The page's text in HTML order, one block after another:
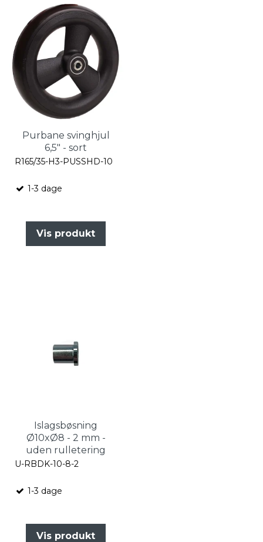
Purbane svinghjul
6,5" - sort
R165/35-H3-PUSSHD-10
1-3 dage
Vis produkt
Islagsbøsning
Ø10xØ8 - 2 mm -
uden rulletering
U-RBDK-10-8-2
1-3 dage
Vis produkt